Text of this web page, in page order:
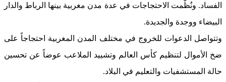
الفساد. ونُظّمت الاحتجاجات في عدة مدن مغربية بينها الرباط والدار
البيضاء ووجدة والجديدة.
وتتواصل الدعوات للخروج في مختلف المدن المغربية احتجاجاً على
ضخ الأموال لتنظيم كأس العالم وتشييد الملاعب عوضاً عن تحسين
حالة المستشفيات والتعليم في البلاد.